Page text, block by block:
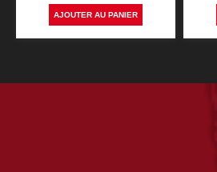
AJOUTER AU PANIER